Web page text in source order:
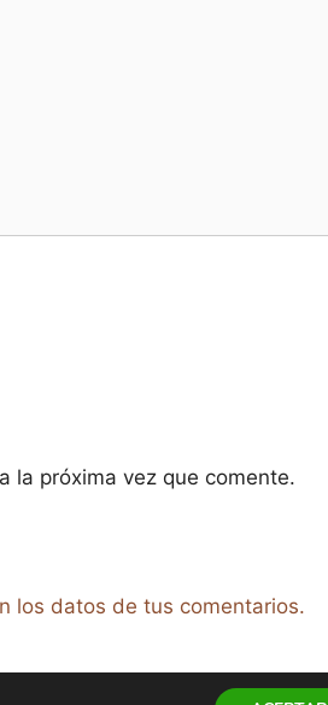
la próxima vez que comente.
los datos de tus comentarios.